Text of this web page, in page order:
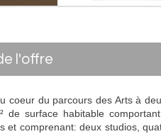
l'offre
coeur du parcours des Arts à
de surface habitable
et comprenant: deux studios,